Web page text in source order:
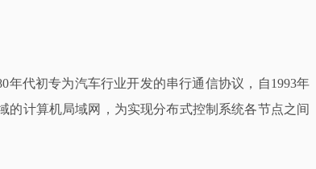
年代初专为汽车行业开发的串行通信协议，自1993年
计算机局域网，为实现分布式控制系统各节点之间